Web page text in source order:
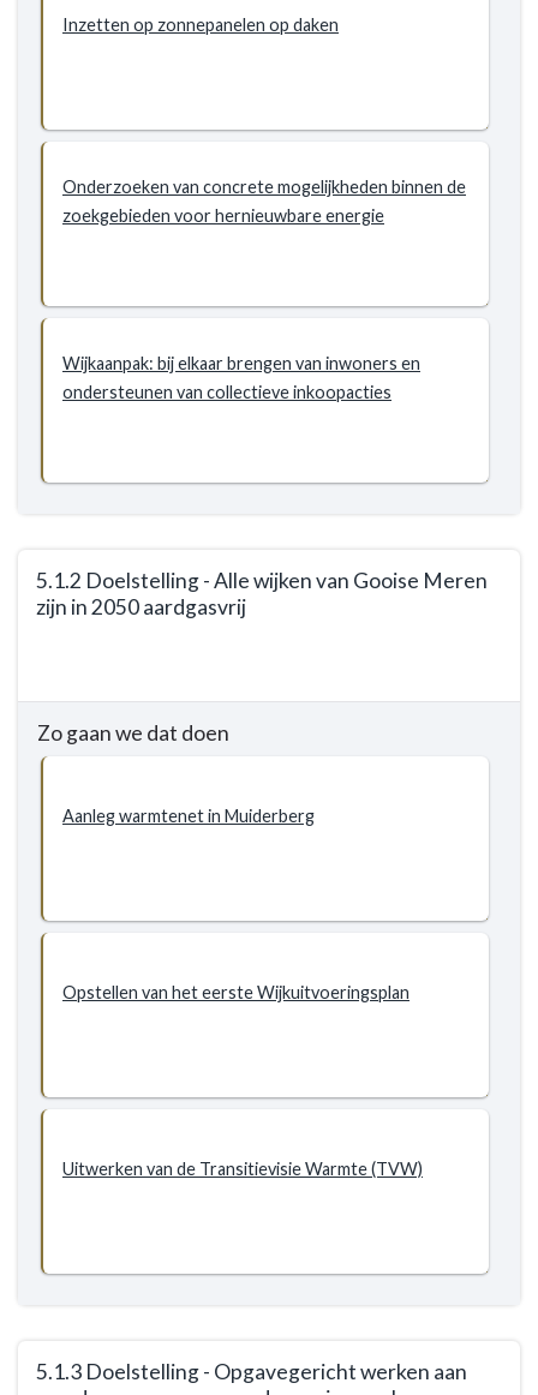
5.1.1
Doelstelling
2050
energieneutrale
gemeente
Inzetten op zonnepanelen op daken
Onderzoeken van concrete mogelijkheden binnen de
zoekgebieden voor hernieuwbare energie
Wijkaanpak: bij elkaar brengen van inwoners en
ondersteunen van collectieve inkoopacties
5.1.2 Doelstelling - Alle wijken van Gooise Meren
zijn in 2050 aardgasvrij
5.1
5.1.2
Doelstelling
Meren
Zo gaan we dat doen
Aanleg warmtenet in Muiderberg
Opstellen van het eerste Wijkuitvoeringsplan
Uitwerken van de Transitievisie Warmte (TVW)
5.1.3 Doelstelling - Opgavegericht werken aan